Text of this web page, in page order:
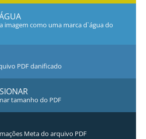
imagem como uma marca d`água do
PDF danificado
tamanho do PDF
Meta do arquivo PDF